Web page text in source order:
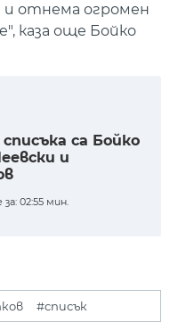
и отнема огромен
каза още Бойко
са Бойко
и
02:55 мин.
#списък